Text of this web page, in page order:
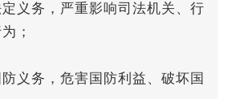
定义务，严重影响司法机关、行
；
防义务，危害国防利益、破坏国